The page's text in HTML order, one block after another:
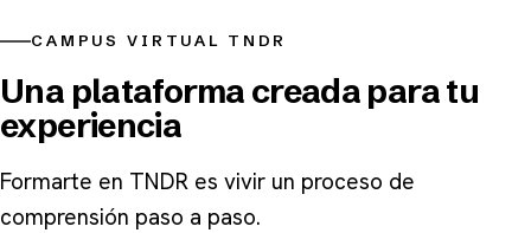
CAMPUS VIRTUAL TNDR
Una plataforma creada para tu
experiencia
Formarte en TNDR es vivir un proceso de
comprensión paso a paso.